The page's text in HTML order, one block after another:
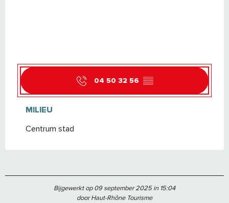
04 50 32 56 ▒▒
MILIEU
MILIEU
Centrum stad
Bijgewerkt op 09 september 2025 in 15:04
door Haut-Rhône Tourisme